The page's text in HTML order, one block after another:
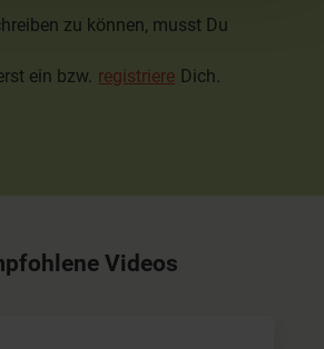
zu können, musst Du
ein bzw. registriere Dich.
Videos